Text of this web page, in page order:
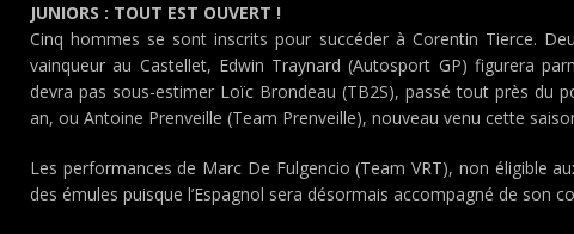
JUNIORS : TOUT EST OUVERT !
Cinq hommes se sont inscrits pour succéder à Corentin Tierce.
vainqueur au Castellet, Edwin Traynard (Autosport GP) figurera
devra pas sous-estimer Loïc Brondeau (TB2S), passé tout près du
an, ou Antoine Prenveille (Team Prenveille), nouveau venu cette
Les performances de Marc De Fulgencio (Team VRT), non éligible
des émules puisque l’Espagnol sera désormais accompagné de son